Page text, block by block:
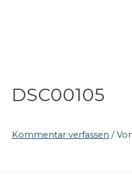
DSC00105
Kommentar verfassen /